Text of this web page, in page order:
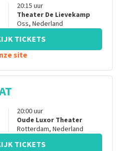
20:15 uur
Theater De Lievekamp
Oss, Nederland
TICKETS
site
20:00uur
Oude Luxor Theater
Rotterdam, Nederland
TICKETS